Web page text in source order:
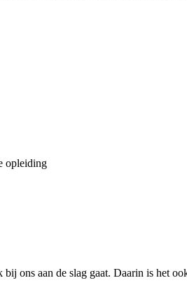
opleiding
ons aan de slag gaat. Daarin is het